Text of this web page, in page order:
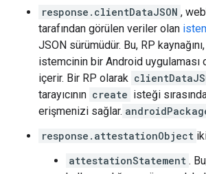
response.clientDataJSON ,
tarafından görülen veriler olan
JSON sürümüdür. Bu, RP
istemcinin bir Android uygulaması
içerir. Bir RP olarak
tarayıcının create isteği
erişmenizi sağlar.
response.attestationObject
attestationStatement .